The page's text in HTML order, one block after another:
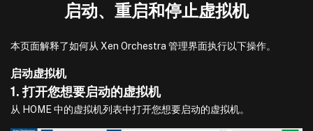
启动、重启和停止虚拟机
本页面解释了如何从 Xen Orchestra 管理界面执行以下操作。
启动虚拟机
1. 打开您想要启动的虚拟机
从 HOME 中的虚拟机列表中打开您想要启动的虚拟机。